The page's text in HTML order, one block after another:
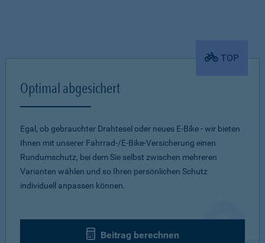
TOP
Optimal abgesichert
Egal, ob gebrauchter Drahtesel oder neues E-Bike - wir bieten
Ihnen mit unserer Fahrrad-/E-Bike-Versicherung einen
Rundumschutz, bei dem Sie selbst zwischen mehreren
Varianten wählen und so Ihren persönlichen Schutz
individuell anpassen können.
Beitrag berechnen